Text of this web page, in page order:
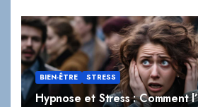
BIEN-ÊTRE STRESS
Hypnose et Stress : Comment